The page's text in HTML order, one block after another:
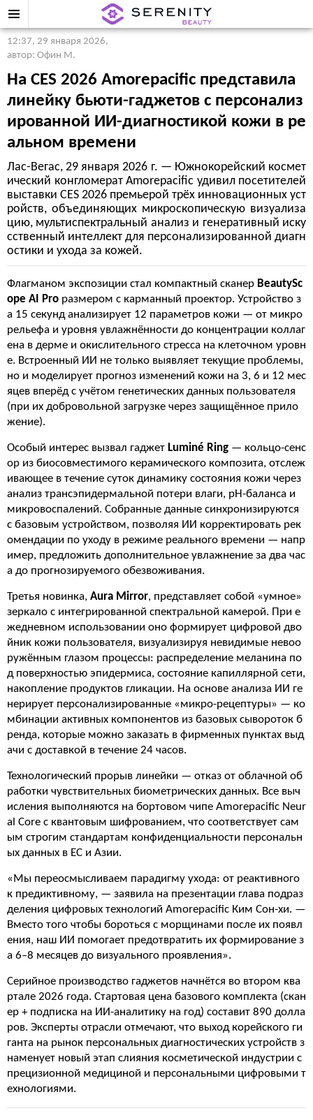
12:37, 29 января 2026,
автор: Офин М.
На CES 2026 Amorepacific представила
линейку бьюти-гаджетов с персонализ
ированной ИИ-диагностикой кожи в ре
альном времени
Лас-Вегас, 29 января 2026 г. — Южнокорейский космет
ический конгломерат Amorepacific удивил посетителей
выставки CES 2026 премьерой трёх инновационных уст
ройств, объединяющих микроскопическую визуализа
цию, мультиспектральный анализ и генеративный иску
сственный интеллект для персонализированной диагн
остики и ухода за кожей.
Флагманом экспозиции стал компактный сканер BeautySc
ope AI Pro размером с карманный проектор. Устройство з
а 15 секунд анализирует 12 параметров кожи — от микро
рельефа и уровня увлажнённости до концентрации коллаг
ена в дерме и окислительного стресса на клеточном уровн
е. Встроенный ИИ не только выявляет текущие проблемы,
но и моделирует прогноз изменений кожи на 3, 6 и 12 мес
яцев вперёд с учётом генетических данных пользователя
(при их добровольной загрузке через защищённое прило
жение).
Особый интерес вызвал гаджет Luminé Ring — кольцо-сенс
ор из биосовместимого керамического композита, отслеж
ивающее в течение суток динамику состояния кожи через
анализ трансэпидермальной потери влаги, pH-баланса и
микровоспалений. Собранные данные синхронизируются
с базовым устройством, позволяя ИИ корректировать рек
омендации по уходу в режиме реального времени — напр
имер, предложить дополнительное увлажнение за два час
а до прогнозируемого обезвоживания.
Третья новинка, Aura Mirror, представляет собой «умное»
зеркало с интегрированной спектральной камерой. При е
жедневном использовании оно формирует цифровой дво
йник кожи пользователя, визуализируя невидимые невоо
ружённым глазом процессы: распределение меланина по
д поверхностью эпидермиса, состояние капиллярной сети,
накопление продуктов гликации. На основе анализа ИИ ге
нерирует персонализированные «микро-рецептуры» — ко
мбинации активных компонентов из базовых сывороток б
ренда, которые можно заказать в фирменных пунктах выд
ачи с доставкой в течение 24 часов.
Технологический прорыв линейки — отказ от облачной об
работки чувствительных биометрических данных. Все выч
исления выполняются на бортовом чипе Amorepacific Neur
al Core с квантовым шифрованием, что соответствует сам
ым строгим стандартам конфиденциальности персональн
ых данных в ЕС и Азии.
«Мы переосмысливаем парадигму ухода: от реактивного
к предиктивному, — заявила на презентации глава подраз
деления цифровых технологий Amorepacific Ким Сон-хи. —
Вместо того чтобы бороться с морщинами после их появл
ения, наш ИИ помогает предотвратить их формирование з
а 6–8 месяцев до визуального проявления».
Серийное производство гаджетов начнётся во втором ква
ртале 2026 года. Стартовая цена базового комплекта (скан
ер + подписка на ИИ-аналитику на год) составит 890 долла
ров. Эксперты отрасли отмечают, что выход корейского ги
ганта на рынок персональных диагностических устройств з
наменует новый этап слияния косметической индустрии с
прецизионной медициной и персональными цифровыми т
ехнологиями.